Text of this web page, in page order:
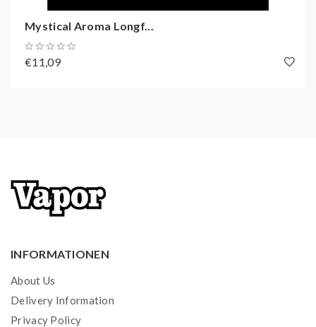
Mystical Aroma Longf...
€11,09
INFORMATIONEN
About Us
Delivery Information
Privacy Policy